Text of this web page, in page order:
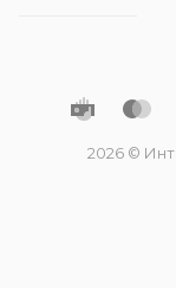
2026 ©